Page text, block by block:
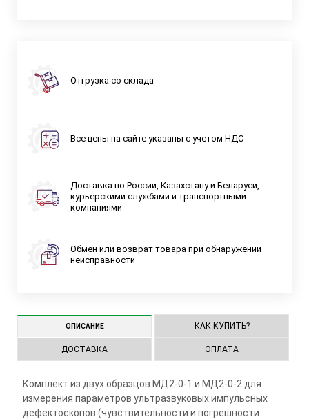
Отгрузка со склада
Все цены на сайте указаны с учетом НДС
Доставка по России, Казахстану и Беларуси,
курьерскими службами и транспортными
компаниями
Обмен или возврат товара при обнаружении
неисправности
ОПИСАНИЕ КАК КУПИТЬ?
ДОСТАВКА ОПЛАТА
Комплект из двух образцов МД2-0-1 и МД2-0-2 для
измерения параметров ультразвуковых импульсных
дефектоскопов (чувствительности и погрешности